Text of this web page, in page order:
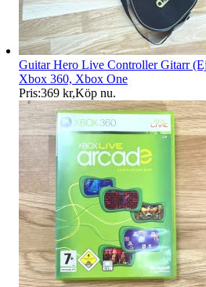
Guitar Hero Live Controller Gitarr
Xbox 360, Xbox One
Pris:369 kr,Köp nu.